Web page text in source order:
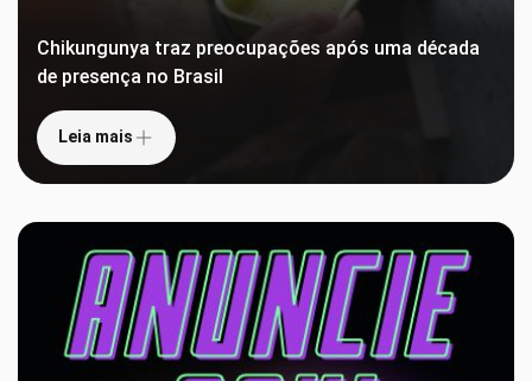
Chikungunya traz preocupações após uma década
de presença no Brasil
Leia mais